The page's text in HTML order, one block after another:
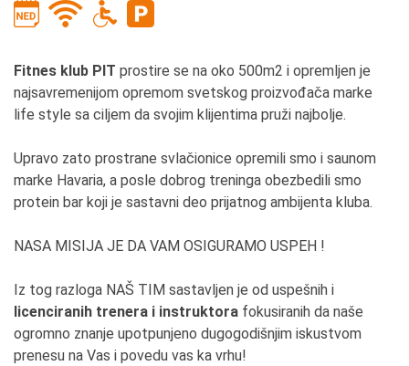
Fitnes klub PIT prostire se na oko 500m2 i opremljen je
najsavremenijom opremom svetskog proizvođača marke
life style sa ciljem da svojim klijentima pruži najbolje.
Upravo zato prostrane svlačionice opremili smo i saunom
marke Havaria, a posle dobrog treninga obezbedili smo
protein bar koji je sastavni deo prijatnog ambijenta kluba.
NASA MISIJA JE DA VAM OSIGURAMO USPEH !
Iz tog razloga NAŠ TIM sastavljen je od uspešnih i
licenciranih trenera i instruktora fokusiranih da naše
ogromno znanje upotpunjeno dugogodišnjim iskustvom
prenesu na Vas i povedu vas ka vrhu!